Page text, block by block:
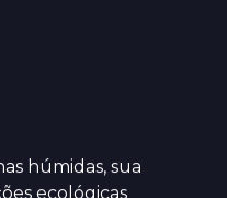
húmidas, sua
ecológicas